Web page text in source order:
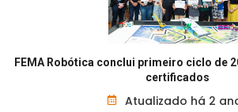
FEMA Robótica conclui primeiro ciclo de
certificados
Atualizado há 2